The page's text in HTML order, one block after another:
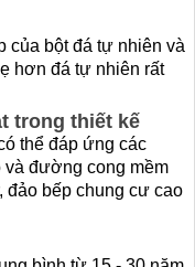
của bột đá tự nhiên và
hơn đá tự nhiên rất
trong thiết kế
thể đáp ứng các
và đường cong mềm
đảo bếp chung cư cao